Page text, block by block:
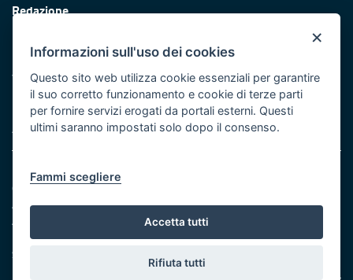
Redazione
Protezione civile
Vai al sito di Protezione Civile Puglia
Iniziativa finanziata con risorse del POR Puglia 2014/2020 -
Asse XI
Note legali
Cookie e privacy
Amministrazione trasparente
Atti di notifica
Feed RSS
Servizi Intranet
×
Informazioni sull'uso dei cookies
Questo sito web utilizza cookie essenziali per garantire
il suo corretto funzionamento e cookie di terze parti
per fornire servizi erogati da portali esterni. Questi
ultimi saranno impostati solo dopo il consenso.
Fammi scegliere
Accetta tutti
Rifiuta tutti